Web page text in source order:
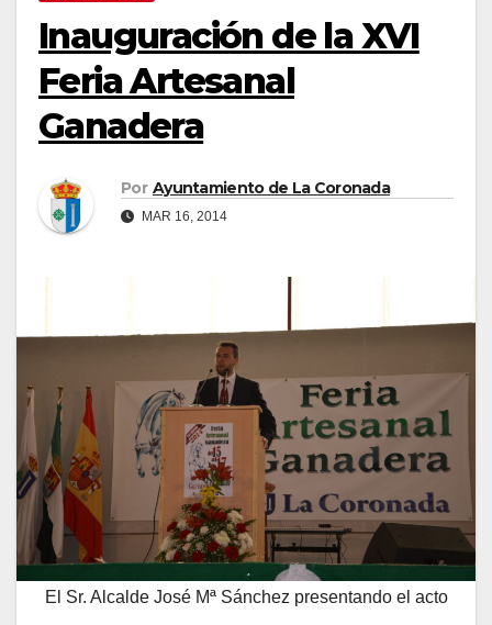
Inauguración de la XVI
Feria Artesanal
Ganadera
Por Ayuntamiento de La Coronada
MAR 16, 2014
El Sr. Alcalde José Mª Sánchez presentando el acto